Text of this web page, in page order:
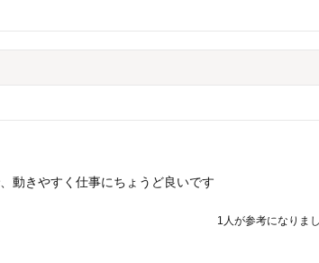
動きやすく仕事にちょうど良いです
1 人が参考になりま